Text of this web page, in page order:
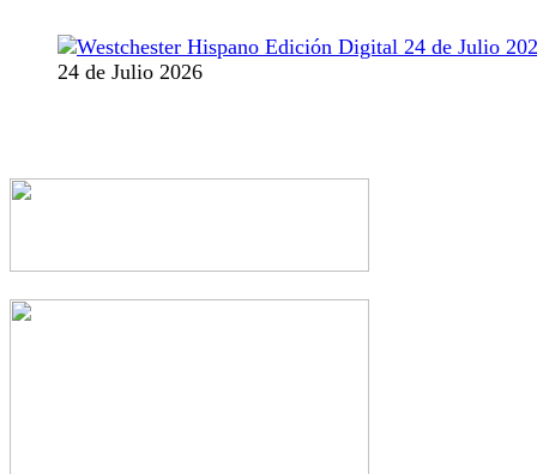
24 de Julio 2026